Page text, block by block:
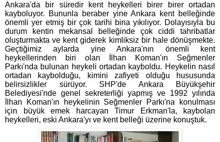
Ankara'da bir süredir kent heykelleri birer birer ortadan
kayboluyor. Bununla beraber yine Ankara kent belleğinde
önemli yer etmiş bir çok tarihi bina yıkılıyor. Dolayısıyla bu
durum kentin mekansal belleğinde çok ciddi tahribatlar
oluşturmakta ve kent giderek kimliksiz bir hale dönüşmekte.
Geçtiğimiz aylarda yine Ankara'nın önemli kent
heykellerinden biri olan İlhan Koman'ın Seğmenler
Parkı'nda bulunan heykeli ortadan kayboldu. Heykelin nasıl
ortadan kaybolduğu, kimini zafiyeti olduğu hususunda
belirsizlikler sürüyor. SHP'de Ankara Büyükşehir
Belediyesi'nde genel sekreterliği yapmış ve 1992 yılında
İlhan Koman'ın heykelinin Seğmenler Parkı'na konulması
için büyük emek harcayan Timur Erkman'la, kaybolan
heykelleri, eski Ankara'yı ve kent belleği üzerine konuştuk.